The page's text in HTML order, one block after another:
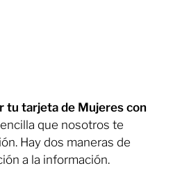
tu tarjeta de Mujeres con
que nosotros te
Hay dos maneras de
a la información.